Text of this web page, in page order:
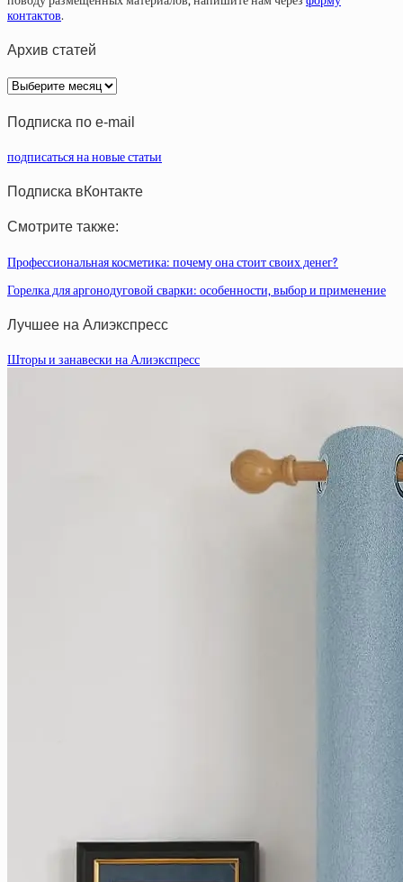
контактов.
Архив статей
Архив
статей
Подписка по e-mail
подписаться на новые статьи
Подписка вКонтакте
Смотрите также:
Профессиональная косметика: почему она стоит своих денег?
Горелка для аргонодуговой сварки: особенности, выбор и применение
Лучшее на Алиэкспресс
Шторы и занавески на Алиэкспресс